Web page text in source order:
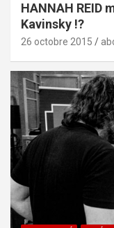
HANNAH REID
Kavinsky !?
26 octobre 2015